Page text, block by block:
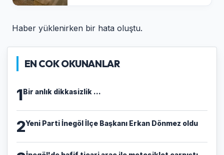
Haber yüklenirken bir hata oluştu.
EN COK OKUNANLAR
1Bir anlık dikkasizlik ...
2Yeni Parti İnegöl İlçe Başkanı Erkan Dönmez oldu